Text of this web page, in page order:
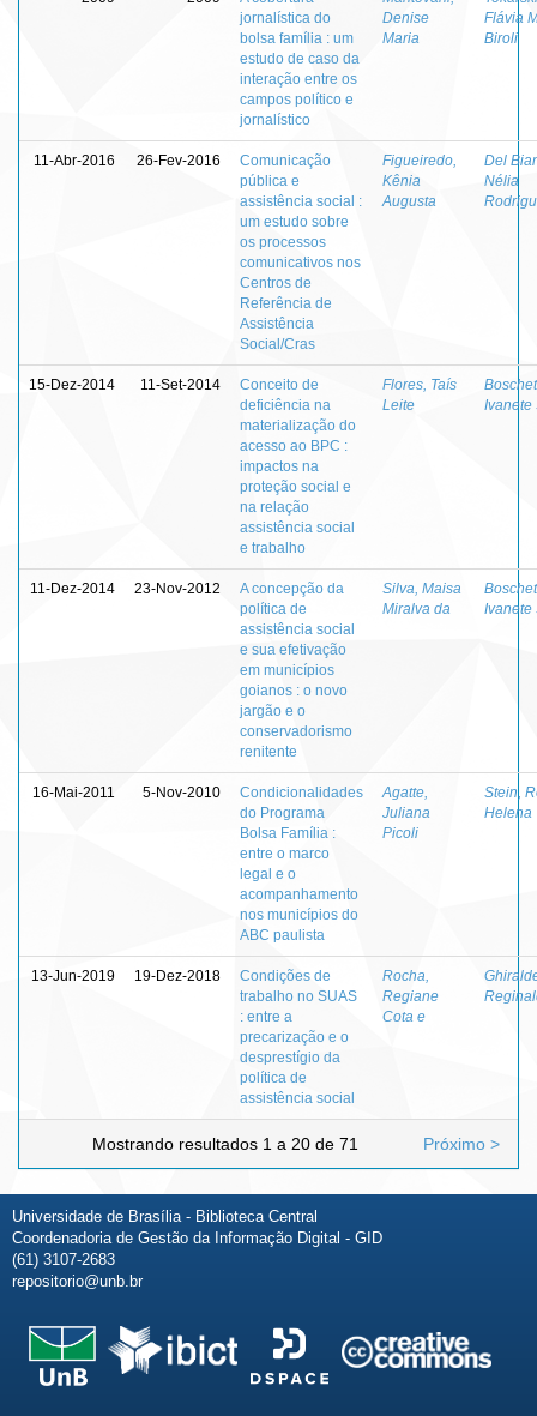
jornalística do
bolsa família : um
estudo de caso da
interação entre os
campos político e
jornalístico
Denise
Maria
Flávia
Biroli
11-Abr-2016 26-Fev-2016
Comunicação
pública e
assistência social :
um estudo sobre
os processos
comunicativos nos
Centros de
Referência de
Assistência
Social/Cras
Figueiredo,
Kênia
Augusta
Del
Nélia
15-Dez-2014 11-Set-2014
Conceito de
deficiência na
materialização do
acesso ao BPC :
impactos na
proteção social e
na relação
assistência social
e trabalho
Flores, Taís
Leite
Ivanete
11-Dez-2014 23-Nov-2012
A concepção da
política de
assistência social
e sua efetivação
em municípios
goianos : o novo
jargão e o
conservadorismo
renitente
Silva, Maisa
Miralva da
Ivanete
16-Mai-2011 5-Nov-2010
Condicionalidades
do Programa
Bolsa Família :
entre o marco
legal e o
acompanhamento
nos municípios do
ABC paulista
Agatte,
Juliana
Picoli
Stein,
Helena
13-Jun-2019 19-Dez-2018
Condições de
trabalho no SUAS
: entre a
precarização e o
desprestígio da
política de
assistência social
Rocha,
Regiane
Cota e
Mostrando resultados 1 a 20 de 71 Próximo >
Universidade de Brasília - Biblioteca Central
Coordenadoria de Gestão da Informação Digital - GID
(61) 3107-2683
repositorio@unb.br